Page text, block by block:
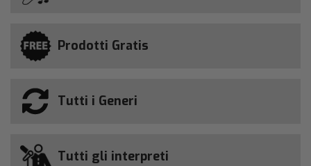
Prodotti Gratis
Tutti i Generi
Tutti gli interpreti